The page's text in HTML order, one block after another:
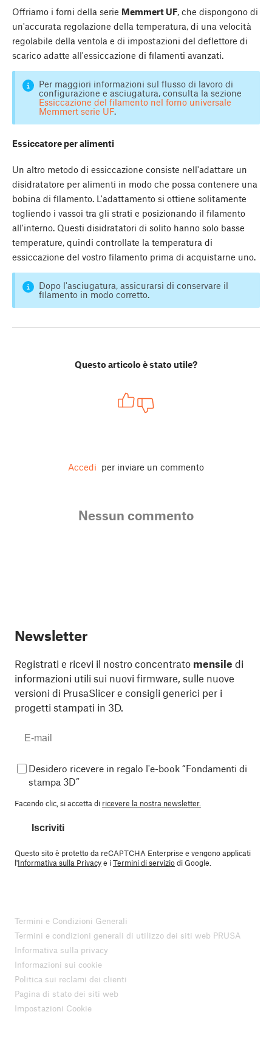
Offriamo i forni della serie Memmert UF, che dispongono di
un'accurata regolazione della temperatura, di una velocità
regolabile della ventola e di impostazioni del deflettore di
scarico adatte all'essiccazione di filamenti avanzati.
Per maggiori informazioni sul flusso di lavoro di
configurazione e asciugatura, consulta la sezione
Essiccazione del filamento nel forno universale
Memmert serie UF.
Essiccatore per alimenti
Un altro metodo di essiccazione consiste nell'adattare un
disidratatore per alimenti in modo che possa contenere una
bobina di filamento. L'adattamento si ottiene solitamente
togliendo i vassoi tra gli strati e posizionando il filamento
all'interno. Questi disidratatori di solito hanno solo basse
temperature, quindi controllate la temperatura di
essiccazione del vostro filamento prima di acquistarne uno.
Dopo l'asciugatura, assicurarsi di conservare il
filamento in modo corretto.
Questo articolo è stato utile?
Accedi per inviare un commento
Nessun commento
Newsletter
Registrati e ricevi il nostro concentrato mensile di
informazioni utili sui nuovi firmware, sulle nuove
versioni di PrusaSlicer e consigli generici per i
progetti stampati in 3D.
Desidero ricevere in regalo l'e-book “Fondamenti di
stampa 3D”
Facendo clic, si accetta di ricevere la nostra newsletter.
Iscriviti
Questo sito è protetto da reCAPTCHA Enterprise e vengono applicati
l'Informativa sulla Privacye iTermini di serviziodi Google.
Termini e Condizioni Generali
Termini e condizioni generali di utilizzo dei siti web PRUSA
Informativa sulla privacy
Informazioni sui cookie
Politica sui reclami dei clienti
Pagina di stato dei siti web
Impostazioni Cookie